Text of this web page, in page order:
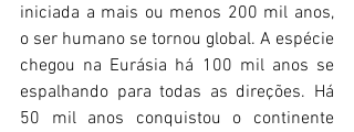
iniciada a mais ou menos 200 mil anos,
o ser humano se tornou global. A espécie
chegou na Eurásia há 100 mil anos se
espalhando para todas as direções. Há
50 mil anos conquistou o continente